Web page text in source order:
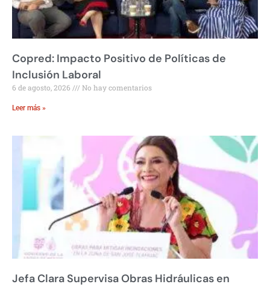
Copred: Impacto Positivo de Políticas de
Inclusión Laboral
6 de agosto, 2026 No hay comentarios
Leer más »
Jefa Clara Supervisa Obras Hidráulicas en